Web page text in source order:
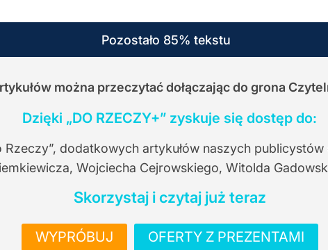
Pozostało 85% tekstu
można przeczytać dołączając do grona
Dzięki „DO RZECZY+” zyskuje się dostęp do:
Rzeczy”, dodatkowych artykułów naszych
Wojciecha Cejrowskiego, Witolda
Skorzystaj i czytaj już teraz
WYPRÓBUJ OFERTY Z PREZENTAMI